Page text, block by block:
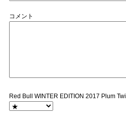
コメント
Red Bull WINTER EDITION 2017 Plum